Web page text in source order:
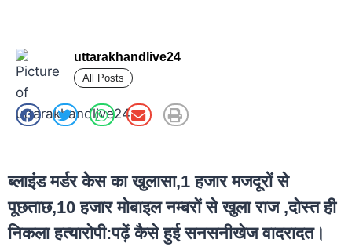
uttarakhandlive24
All Posts
ब्लाइंड मर्डर केस का खुलासा,1 हजार मजदूरों से
पूछताछ,10 हजार मोबाइल नम्बरों से खुला राज ,दोस्त ही
निकला हत्यारोपी:पढ़ें कैसे हुई सनसनीखेज वादरादत।